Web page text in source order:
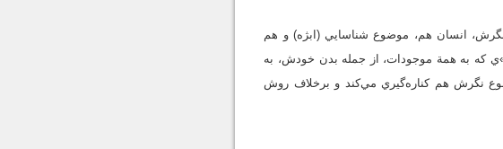
انسان هم، موضوع شناسايي (ابژه) و هم
كه به همة موجودات، از جمله بدن خودش، به
نوع نگرش هم كناره‌گيري مي‌كند و برخلاف روش